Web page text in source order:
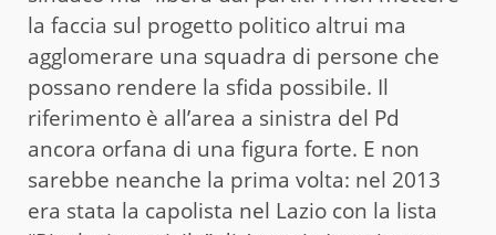
la faccia sul progetto politico altrui ma
agglomerare una squadra di persone che
possano rendere la sfida possibile. Il
riferimento è all’area a sinistra del Pd
ancora orfana di una figura forte. E non
sarebbe neanche la prima volta: nel 2013
era stata la capolista nel Lazio con la lista